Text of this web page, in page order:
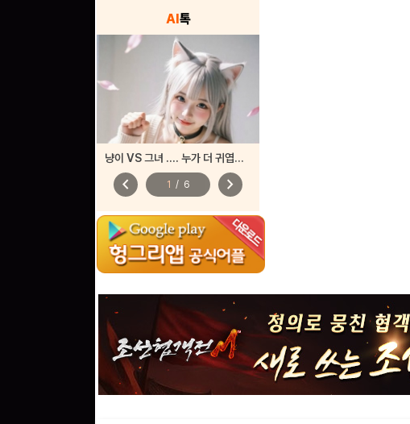
AI톡
냥이 VS 그녀 .... 누가 더 귀엽나요?
chevron_left 1 / 6 chevron_right